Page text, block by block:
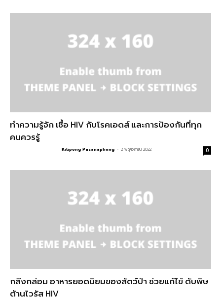
ทำความรู้จัก เชื้อ HIV กับโรคเอดส์ และการป้องกันที่ทุก
คนควรรู้
Kitipong Pasanaphong - 2 พฤศจิกายน 2022 0
กลึงกล่อม อาหารยอดนิยมของสัตว์ป่า ช่วยแก้ไข้ ดับพิษ
ต้านไวรัส HIV